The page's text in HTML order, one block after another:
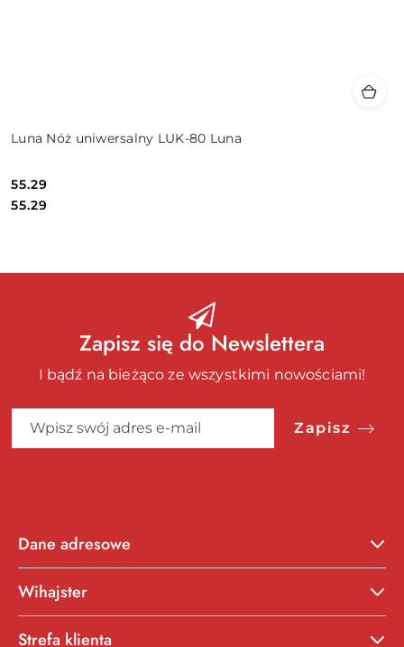
Luna Nóż uniwersalny LUK-80 Luna
Cena:
55.29
Cena:
55.29
Zapisz się do Newslettera
I bądź na bieżąco ze wszystkimi nowościami!
Zapisz
Dane adresowe
Wihajster
Strefa klienta